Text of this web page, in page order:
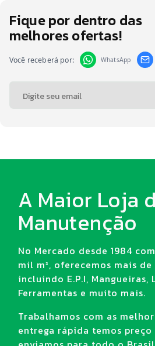
Fique por dentro das
melhores ofertas!
Você receberá por: WhatsApp
A Maior Loja
Manutenção
No Mercado desde 1984
mil m², oferecemos mais
incluindo E.P.I, Mangueiras,
Ferramentas e muito mais.
Trabalhamos com as
entrega rápida temos